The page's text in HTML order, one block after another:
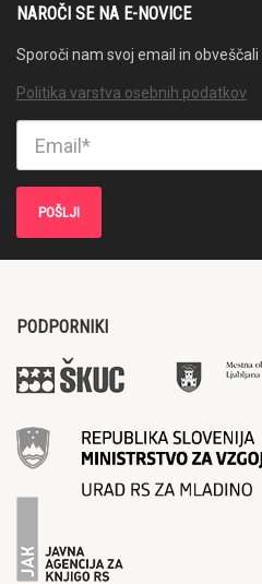
NAROČI SE NA E-NOVICE
Sporoči nam svoj email in
Politika varstva osebnih podatkov
PODPORNIKI